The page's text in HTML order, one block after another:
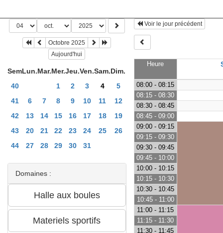
Octobre 2025
Aujourd'hui
SemLun.Mar.Mer.Jeu.Ven.Sam.Dim.
40
1 2 3 4
5
41
6 7 8 9 10 11
12
42
13 14 15 16 17 18
19
43
20 21 22 23 24 25
26
44
27 28 29 30 31
Domaines :
Voir le jour précédent
Heure
08:00 - 08:15
08:15 - 08:30
08:30 - 08:45
08:45 - 09:00
09:00 - 09:15
09:15 - 09:30
09:30 - 09:45
09:45 - 10:00
10:00 - 10:15
10:15 - 10:30
10:30 - 10:45
10:45 - 11:00
11:00 - 11:15
11:15 - 11:30
11:30 - 11:45